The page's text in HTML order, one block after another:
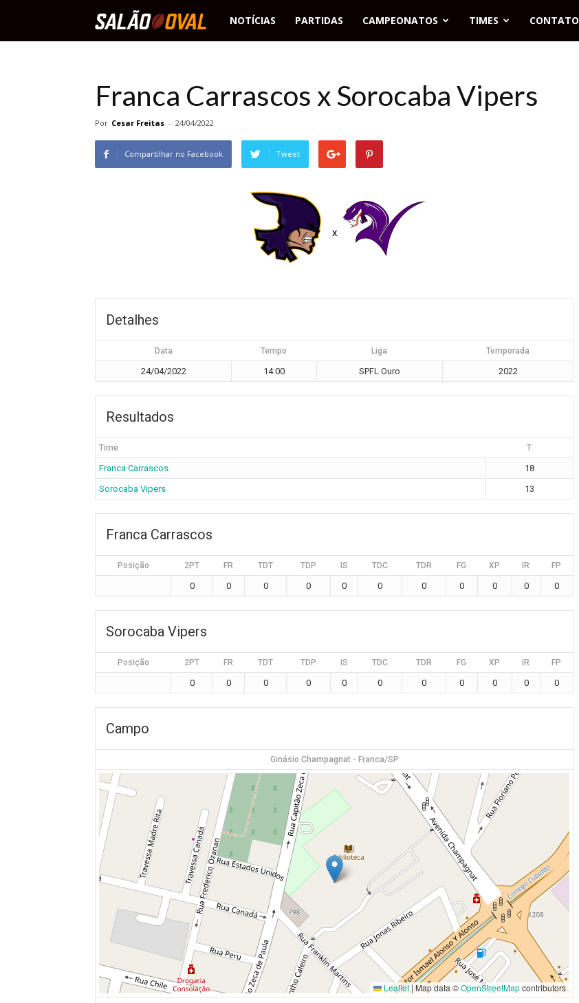
Salão
NOTÍCIAS PARTIDAS CAMPEONATOS TIMES CONTATO
Franca Carrascos x Sorocaba Vipers
Por Cesar Freitas - 24/04/2022
Compartilhar no Facebook Tweet
x
Detalhes
Data Tempo Liga Temporada
24/04/2022 14:00 SPFL Ouro 2022
Resultados
Time T
Franca Carrascos
18
Sorocaba Vipers
13
Franca Carrascos
Posição 2PT FR TDT TDP IS TDC TDR FG XP IR FP
0 0 0 0 0 0 0 0 0 0 0
Sorocaba Vipers
Posição 2PT FR TDT TDP IS TDC TDR FG XP IR FP
0 0 0 0 0 0 0 0 0 0 0
Campo
Ginásio Champagnat - Franca/SP
Leaflet|Map data ©OpenStreetMapcontributors